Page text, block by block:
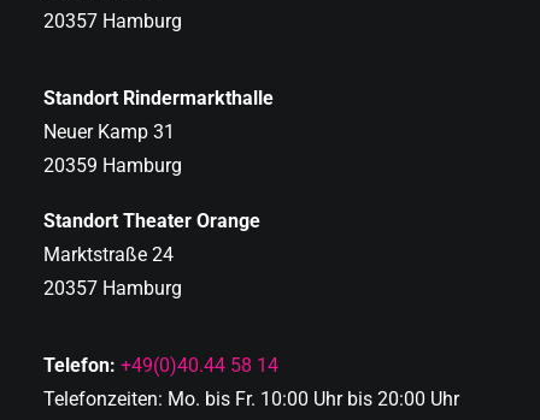
20357 Hamburg
Standort Rindermarkthalle
Neuer Kamp 31
20359 Hamburg
Standort Theater Orange
Marktstraße 24
20357 Hamburg
Telefon: +49(0)40.44 58 14
Telefonzeiten: Mo. bis Fr. 10:00 Uhr bis 20:00 Uhr